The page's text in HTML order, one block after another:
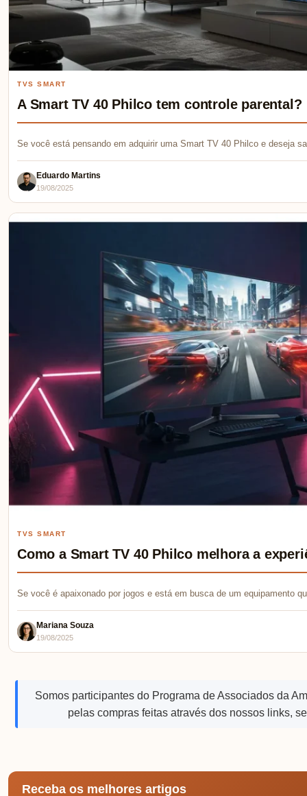
TVS SMART
A Smart TV 40 Philco tem controle parental?
Se você está pensando em adquirir uma Smart TV 40 Philco e deseja
Eduardo Martins
19/08/2025
TVS SMART
Como a Smart TV 40 Philco melhora a
Se você é apaixonado por jogos e está em busca de um equipamento
Mariana Souza
19/08/2025
Somos participantes do Programa de Associados da
pelas compras feitas através dos nossos links,
Receba os melhores artigos